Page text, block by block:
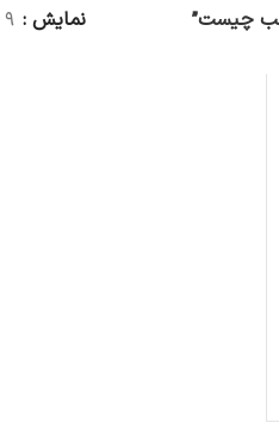
چیست” نمایش ۹